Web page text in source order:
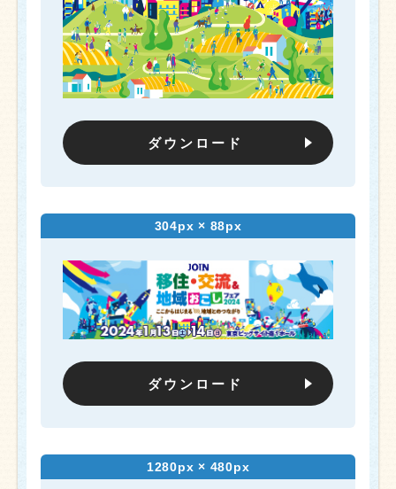
ダウンロード
304px × 88px
ダウンロード
1280px × 480px